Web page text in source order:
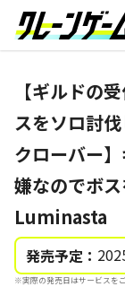
【ギルドの
スをソロ討
クローバー
嫌なのでボ
Luminasta
発売予定：
※実際の発売日はサービスを